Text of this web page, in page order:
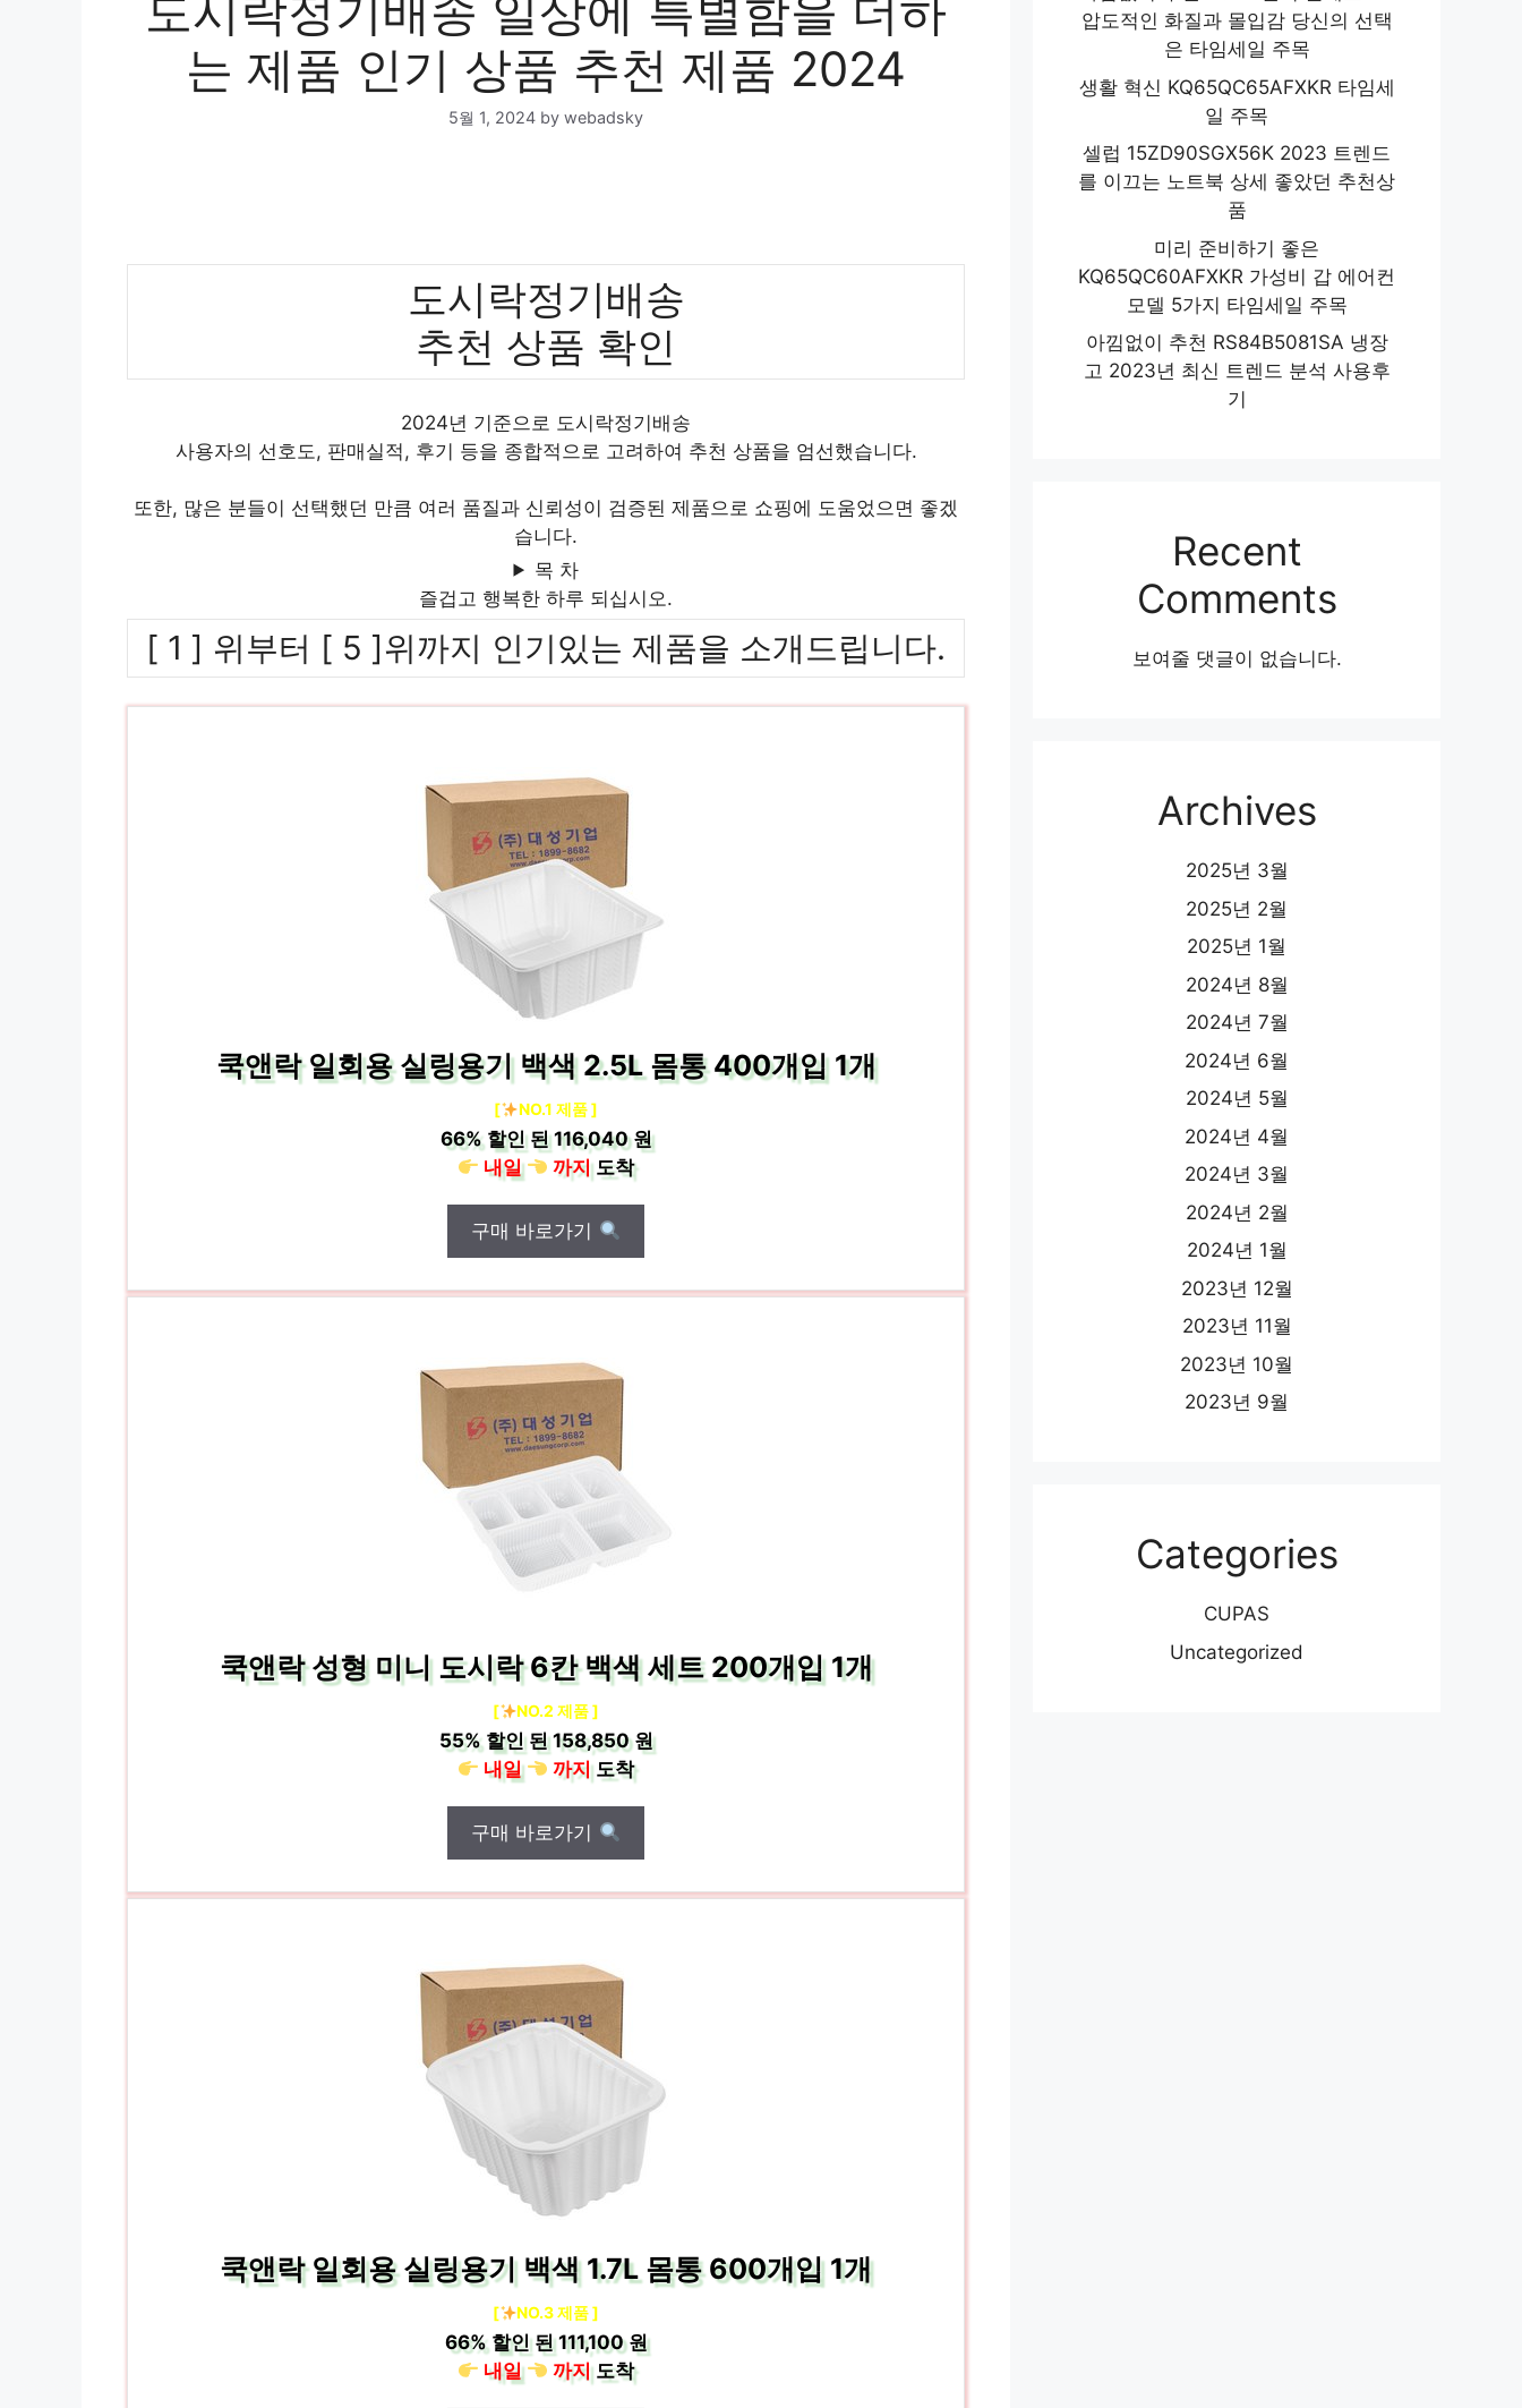
도시락정기배송 일상에 특별함을 더하
는 제품 인기 상품 추천 제품 2024
5월 1, 2024 by webadsky
도시락정기배송
추천 상품 확인
2024년 기준으로 도시락정기배송
사용자의 선호도, 판매실적, 후기 등을 종합적으로 고려하여 추천 상품을 엄선했습니다.
또한, 많은 분들이 선택했던 만큼 여러 품질과 신뢰성이 검증된 제품으로 쇼핑에 도움었으면 좋겠
습니다.
목 차
즐겁고 행복한 하루 되십시오.
[ 1 ] 위부터 [ 5 ]위까지 인기있는 제품을 소개드립니다.
쿡앤락 일회용 실링용기 백색 2.5L 몸통 400개입 1개
[ NO.1 제품 ]
66%할인 된116,040 원
내일
까지도착
구매 바로가기
쿡앤락 성형 미니 도시락 6칸 백색 세트 200개입 1개
[ NO.2 제품 ]
55%할인 된158,850 원
내일
까지도착
구매 바로가기
쿡앤락 일회용 실링용기 백색 1.7L 몸통 600개입 1개
[ NO.3 제품 ]
66%할인 된111,100 원
내일
까지도착
압도적인 화질과 몰입감 당신의 선택
은 타임세일 주목
생활 혁신 KQ65QC65AFXKR 타임세
일 주목
셀럽 15ZD90SGX56K 2023 트렌드
를 이끄는 노트북 상세 좋았던 추천상
품
미리 준비하기 좋은
KQ65QC60AFXKR 가성비 갑 에어컨
모델 5가지 타임세일 주목
아낌없이 추천 RS84B5081SA 냉장
고 2023년 최신 트렌드 분석 사용후
기
Recent
Comments
보여줄 댓글이 없습니다.
Archives
2025년 3월
2025년 2월
2025년 1월
2024년 8월
2024년 7월
2024년 6월
2024년 5월
2024년 4월
2024년 3월
2024년 2월
2024년 1월
2023년 12월
2023년 11월
2023년 10월
2023년 9월
Categories
CUPAS
Uncategorized